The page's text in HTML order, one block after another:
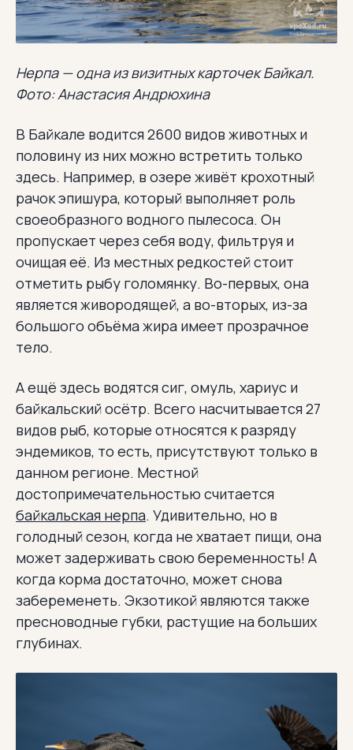
Нерпа — одна из визитных карточек Байкал.
Фото: Анастасия Андрюхина
В Байкале водится 2600 видов животных и
половину из них можно встретить только
здесь. Например, в озере живёт крохотный
рачок эпишура, который выполняет роль
своеобразного водного пылесоса. Он
пропускает через себя воду, фильтруя и
очищая её. Из местных редкостей стоит
отметить рыбу голомянку. Во-первых, она
является живородящей, а во-вторых, из-за
большого объёма жира имеет прозрачное
тело.
А ещё здесь водятся сиг, омуль, хариус и
байкальский осётр. Всего насчитывается 27
видов рыб, которые относятся к разряду
эндемиков, то есть, присутствуют только в
данном регионе. Местной
достопримечательностью считается
байкальская нерпа. Удивительно, но в
голодный сезон, когда не хватает пищи, она
может задерживать свою беременность! А
когда корма достаточно, может снова
забеременеть. Экзотикой являются также
пресноводные губки, растущие на больших
глубинах.